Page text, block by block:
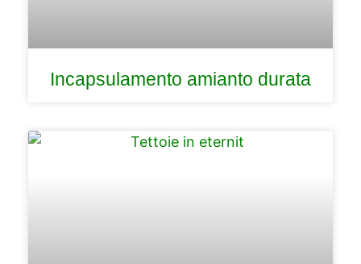
Incapsulamento amianto durata